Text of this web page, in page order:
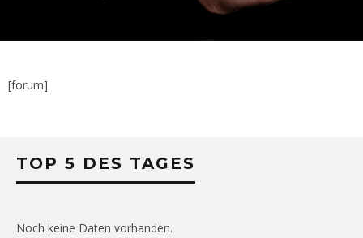
[forum]
TOP 5 DES TAGES
Noch keine Daten vorhanden.